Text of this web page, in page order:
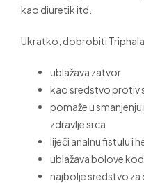
kao diuretik itd.
Ukratko, dobrobiti
ublažava zatvor
kao sredstvo protiv
pomaže u
zdravlje srca
liječi analnu fistulu i
ublažava bolove
najbolje sredstvo za